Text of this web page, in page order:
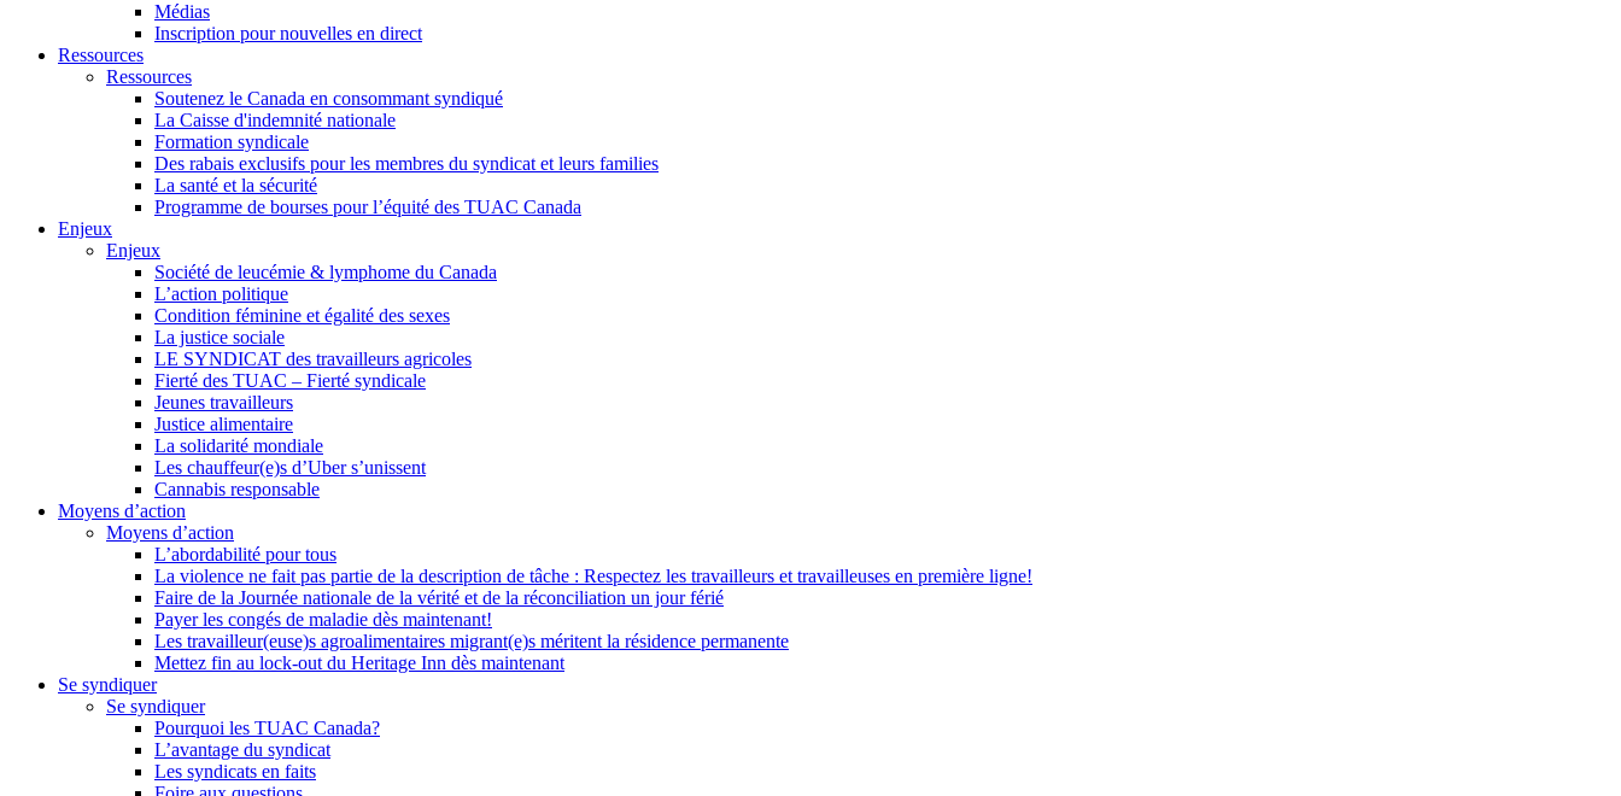
Médias
Inscription pour nouvelles en direct
Ressources
Ressources
Soutenez le Canada en consommant syndiqué
La Caisse d'indemnité nationale
Formation syndicale
Des rabais exclusifs pour les membres du syndicat et leurs families
La santé et la sécurité
Programme de bourses pour l’équité des TUAC Canada
Enjeux
Enjeux
Société de leucémie & lymphome du Canada
L’action politique
Condition féminine et égalité des sexes
La justice sociale
LE SYNDICAT des travailleurs agricoles
Fierté des TUAC – Fierté syndicale
Jeunes travailleurs
Justice alimentaire
La solidarité mondiale
Les chauffeur(e)s d’Uber s’unissent
Cannabis responsable
Moyens d’action
Moyens d’action
L’abordabilité pour tous
La violence ne fait pas partie de la description de tâche : Respectez les travailleurs et travailleuses en première ligne!
Faire de la Journée nationale de la vérité et de la réconciliation un jour férié
Payer les congés de maladie dès maintenant!
Les travailleur(euse)s agroalimentaires migrant(e)s méritent la résidence permanente
Mettez fin au lock-out du Heritage Inn dès maintenant
Se syndiquer
Se syndiquer
Pourquoi les TUAC Canada?
L’avantage du syndicat
Les syndicats en faits